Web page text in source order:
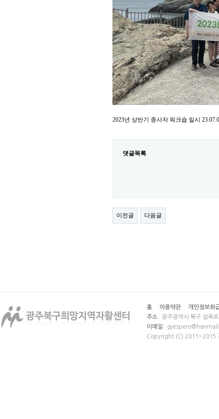
2023년 상반기 종사자 워크숍 일시
댓글목록
이전글 다음글
홈 이용약관
개인정보취
주소 : 광주광역시 북구 설죽
이메일 :
Copyright (C) 2011~2015